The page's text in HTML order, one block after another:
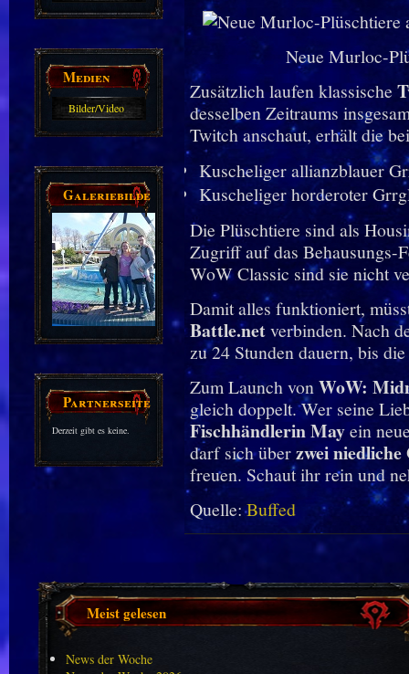
Guides
Medien
Bilder/Video
Galeriebilder
Partnerseiten
Derzeit gibt es keine.
Neue Murloc-
Zusätzlich laufen klassische
desselben Zeitraums
Twitch anschaut, erhält die
Kuscheliger allianzblauer
Kuscheliger horderoter
Die Plüschtiere sind als
Zugriff auf das Behausungs-
WoW Classic sind sie nicht
Damit alles funktioniert,
Battle.netverbinden. Nach
zu 24 Stunden dauern, bis
Zum Launch vonWoW:
gleich doppelt. Wer seine
Fischhändlerin Mayein
darf sich überzwei
freuen. Schaut ihr rein und
Quelle:Buffed
Meist gelesen
News der Woche